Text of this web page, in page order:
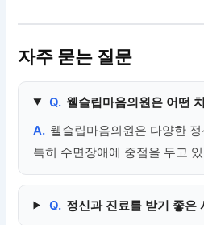
자주 묻는 질문
Q. 웰슬립마음의원은 어떤
A. 웰슬립마음의원은 다양한
특히 수면장애에 중점을 두고
Q. 정신과 진료를 받기 좋은